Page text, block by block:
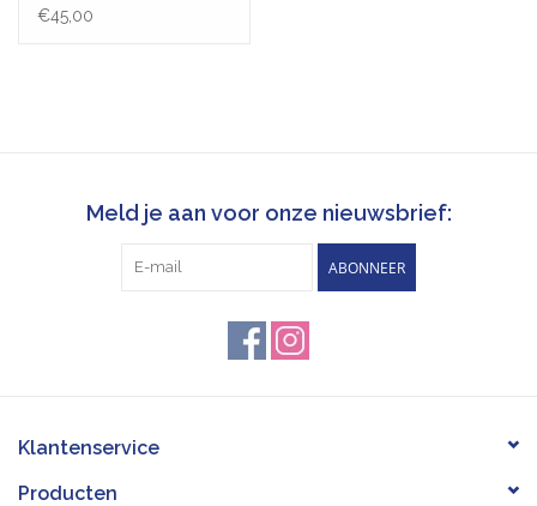
€45,00
Meld je aan voor onze nieuwsbrief:
ABONNEER
Klantenservice
Producten